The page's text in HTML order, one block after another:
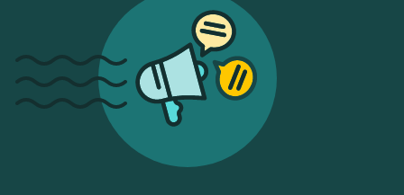
lang=fra&i=1&srchtxt=pr%C3%A9molaire&index=
alt&codom2nd_wet=1#resultrecs
Mosby’s Dental Dictionary. 3e éd. (2014). « premolar ».
Elsevier-Mosby.